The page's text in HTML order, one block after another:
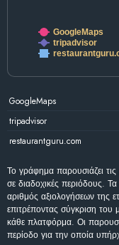
GoogleMaps
tripadvisor
GoogleMaps
tripadvisor
restaurantguru.com
Το γράφημα παρουσιάζει
σε διαδοχικές περιόδους.
αριθμός αξιολογήσεων της
επιτρέποντας σύγκριση του
κάθε πλατφόρμα. Οι
περίοδο για την οποία